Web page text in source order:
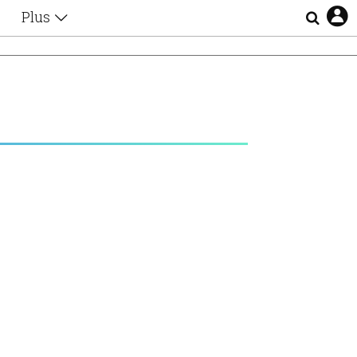
Plus